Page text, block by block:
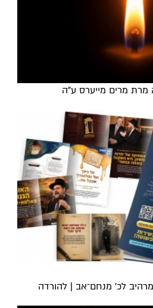
מרת מרים מייערס ע"ה
לכ’ מנחם־אב | להורדה